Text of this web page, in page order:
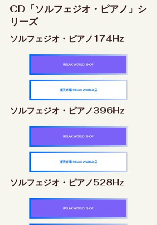
CD「ソルフェジオ・ピアノ」シ
リーズ
ソルフェジオ・ピアノ174Hz
RELAX WORLD SHOP
楽天市場 RELAX WORLD店
ソルフェジオ・ピアノ396Hz
RELAX WORLD SHOP
楽天市場 RELAX WORLD店
ソルフェジオ・ピアノ528Hz
RELAX WORLD SHOP